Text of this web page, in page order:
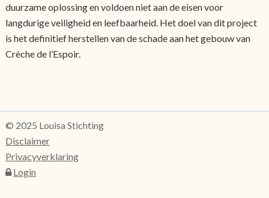
duurzame oplossing en voldoen niet aan de eisen voor
langdurige veiligheid en leefbaarheid. Het doel van dit project
is het definitief herstellen van de schade aan het gebouw van
Crèche de l’Espoir.
© 2025 Louisa Stichting
Disclaimer
Privacyverklaring
Login